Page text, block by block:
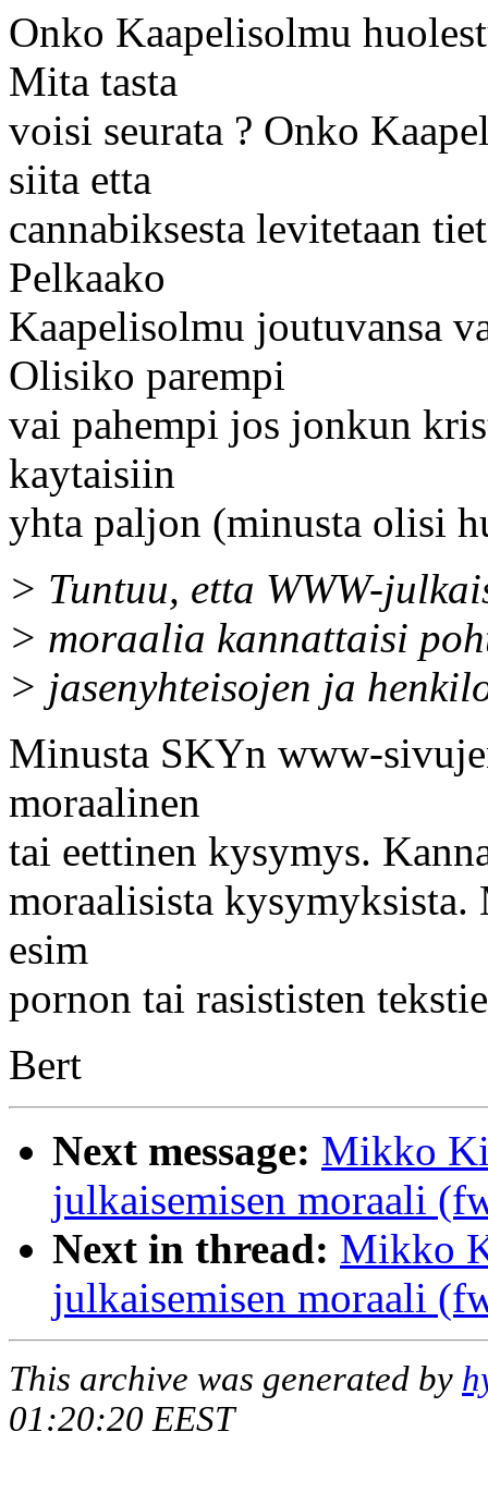
Onko Kaapelisolmu
Mita tasta
voisi seurata ? Onko
siita etta
cannabiksesta levitetaan
Pelkaako
Kaapelisolmu joutuvansa
Olisiko parempi
vai pahempi jos jonkun
kaytaisiin
yhta paljon (minusta olisi
> Tuntuu, etta WWW-
> moraalia kannattaisi
> jasenyhteisojen ja
Minusta SKYn www-
moraalinen
tai eettinen kysymys.
moraalisista
esim
pornon tai rasististen
Bert
Next message: Mikko
julkaisemisen moraali
Next in thread: Mikko
julkaisemisen moraali
This archive was generated by
01:20:20 EEST